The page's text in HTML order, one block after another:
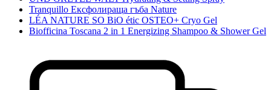
Tranquillo Ексфолираща гъба Nature
LÉA NATURE SO BiO étic OSTEO+ Cryo Gel
Biofficina Toscana 2 in 1 Energizing Shampoo & Shower Gel